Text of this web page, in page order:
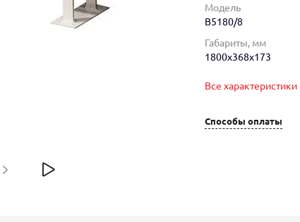
Модель
B5180/8
Габариты, мм
1800x368x173
Все характеристики
Способы оплаты